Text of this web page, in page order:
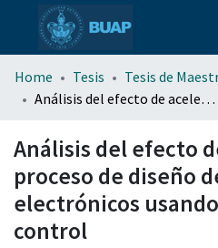
menu.section.about_menu
Home Tesis
Tesis de
Análisis del efecto de aceleración del proceso de diseño de sistemas electrónicos usando la teoría de control
Análisis del efecto
proceso de diseño
electrónicos
control